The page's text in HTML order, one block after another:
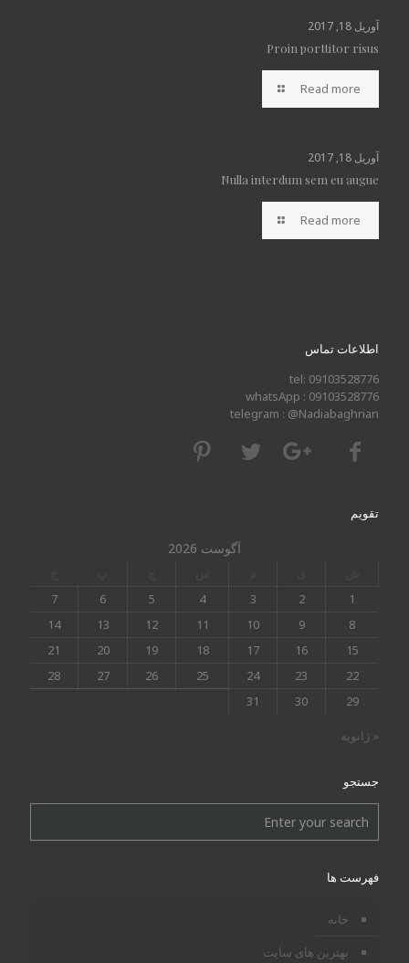
آوریل 18, 2017
Proin porttitor risus
Read more
آوریل 18, 2017
Nulla interdum sem eu augue
Read more
اطلاعات تماس
tel: 09103528776
whatsApp : 09103528776
telegram : @Nadiabaghrian
تقویم
آگوست 2026
1
2
3
4
5
6
7
8
9
10
11
12
13
14
15
16
17
18
19
20
21
22
23
24
25
26
27
28
29
30
31
« ژانویه
جستجو
فهرست ها
خانه
بهترین های سایت